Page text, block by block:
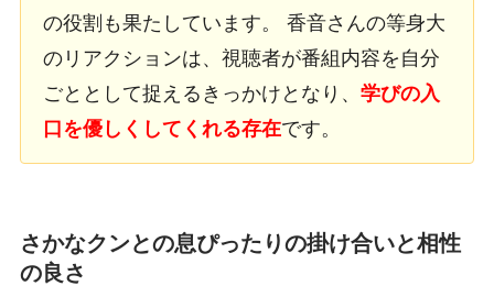
の役割も果たしています。 香音さんの等身大
のリアクションは、視聴者が番組内容を自分
ごととして捉えるきっかけとなり、 学びの入
口を優しくしてくれる存在です。
さかなクンとの息ぴったりの掛け合いと相性
の良さ